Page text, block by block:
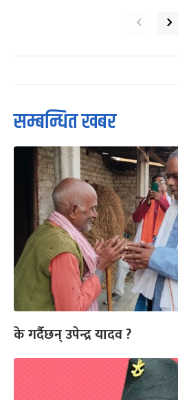
‹ ›
सम्बन्धित खबर
के गर्दैछन् उपेन्द्र यादव ?